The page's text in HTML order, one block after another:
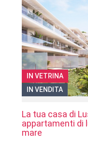
IN VETRINA
IN VENDITA
La tua casa di
appartamenti di
mare